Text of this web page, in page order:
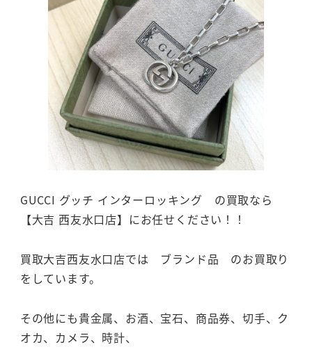
GUCCI グッチ インターロッキング の買取なら
【大吉 西友水口店】にお任せください！！
買取大吉西友水口店では ブランド品 のお買取り
をしています。
その他にも貴金属、お酒、宝石、商品券、切手、ク
オカ、カメラ、時計、